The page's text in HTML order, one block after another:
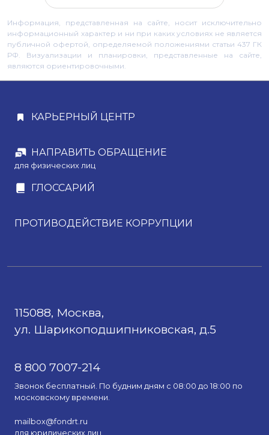
Информация, представленная на сайте, носит исключительно
информационный характер и ни при каких условиях не является
публичной офертой, определяемой положениями статьи 437 ГК
РФ. Визуализации и планировки, представленные на сайте,
являются ориентировочными.
КАРЬЕРНЫЙ ЦЕНТР
НАПРАВИТЬ ОБРАЩЕНИЕ
для физических лиц
ГЛОССАРИЙ
ПРОТИВОДЕЙСТВИЕ КОРРУПЦИИ
115088, Москва,
ул. Шарикоподшипниковская, д.5
8 800 7007-214
Звонок бесплатный. По будним дням с 08:00 до 18:00 по
московскому времени.
mailbox@fondrt.ru
для юридических лиц